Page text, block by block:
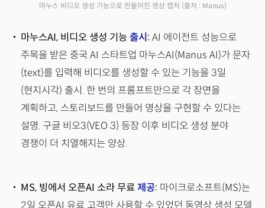
마누스 비디오 생성 기능으로 만들어진 영상 캡처 (출처 : Manus)
마누스AI, 비디오 생성 기능출시 : AI 에이전트 성능으로
주목을 받은 중국 AI 스타트업 마누스AI(Manus AI)가 문자
(text)를 입력해 비디오를 생성할 수 있는 기능을 3일
(현지시각) 출시. 한 번의 프롬프트만으로 각 장면을
계획하고, 스토리보드를 만들어 영상을 구현할 수 있다는
설명. 구글 비오3(VEO 3) 등장 이후 비디오 생성 분야
경쟁이 더 치열해지는 양상.
MS, 빙에서 오픈AI 소라 무료제공: 마이크로소프트(MS)는
2일 오픈AI 유료 고객만 사용할 수 있었던 동영상 생성 모델